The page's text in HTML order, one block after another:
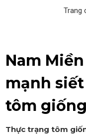
Trang
Nam
mạnh
tôm
Thực trạng tôm